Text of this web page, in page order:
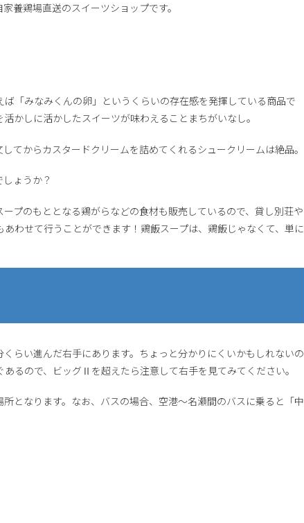
養鶏場直送のスイーツショップです。
ば「みなみくんの卵」というくらいの存在感を発揮している商品で
かしに活かしたスイーツが味わえることまちがいなし。
てからカスタードクリームを詰めてくれるシュークリームは絶品。
ょうか？
プのもととなる鶏がらなどの食材も販売しているので、貸し別荘や
わせて行うことができます！鶏飯スープは、鶏飯じゃなくて、単に
らい進んだ右手にあります。ちょっと分かりにくいかもしれないの
るので、ビッグⅡを超えたら注意して右手を見てみてください。
となります。なお、バスの場合、空港～名瀬間のバスに乗ると「中